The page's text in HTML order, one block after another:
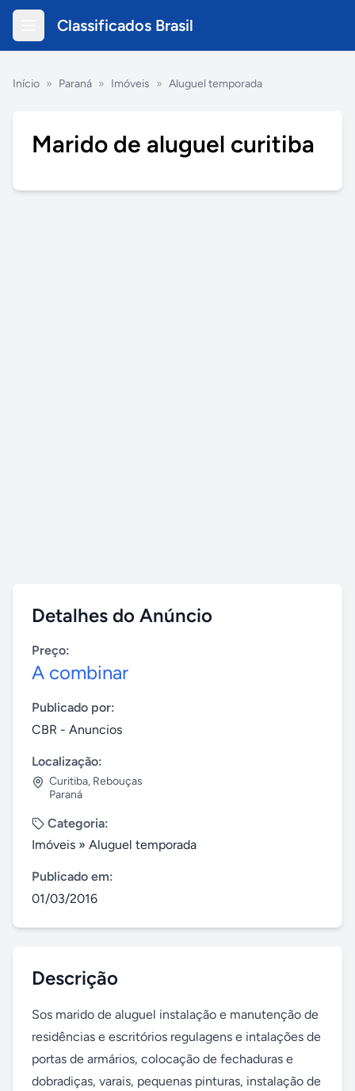
Classificados Brasil
Início » Paraná » Imóveis » Aluguel temporada
Marido de aluguel curitiba
Detalhes do Anúncio
Preço:
A combinar
Publicado por:
CBR - Anuncios
Localização:
Curitiba, Rebouças
Paraná
Categoria:
Imóveis » Aluguel temporada
Publicado em:
01/03/2016
Descrição
Sos marido de aluguel instalação e manutenção de
residências e escritórios regulagens e intalações de
portas de armários, colocação de fechaduras e
dobradiças, varais, pequenas pinturas, instalação de